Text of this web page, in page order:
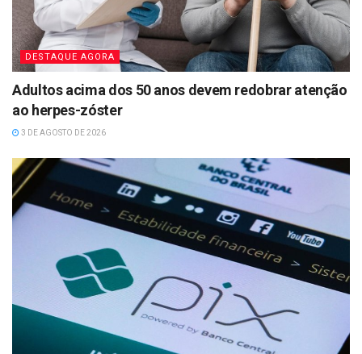
DESTAQUE AGORA
Adultos acima dos 50 anos devem redobrar atenção
ao herpes-zóster
3 DE AGOSTO DE 2026